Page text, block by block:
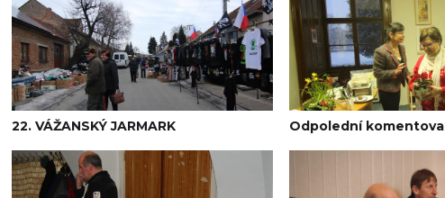
22. VÁŽANSKÝ JARMARK